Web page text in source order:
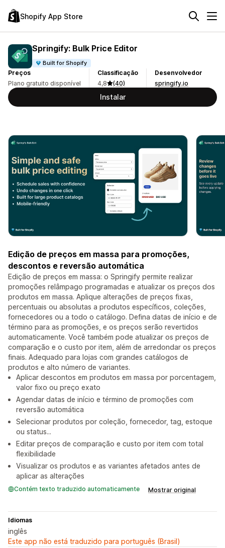
Shopify App Store
Springify: Bulk Price Editor
Built for Shopify
Preços
Plano gratuito disponível
Classificação
4,8
(40)
Desenvolvedor
springify.io
Instalar
Edição de preços em massa para promoções,
descontos e reversão automática
Edição de preços em massa: o Springify permite realizar
promoções relâmpago programadas e atualizar os preços dos
produtos em massa. Aplique alterações de preços fixas,
percentuais ou absolutas a produtos específicos, coleções,
fornecedores ou a todo o catálogo. Defina datas de início e de
término para as promoções, e os preços serão revertidos
automaticamente. Você também pode atualizar os preços de
comparação e o custo por item, além de arredondar os preços
finais. Adequado para lojas com grandes catálogos de
produtos e alto número de variantes.
Aplicar descontos em produtos em massa por porcentagem,
valor fixo ou preço exato
Agendar datas de início e término de promoções com
reversão automática
Selecionar produtos por coleção, fornecedor, tag, estoque
ou status...
Editar preços de comparação e custo por item com total
flexibilidade
Visualizar os produtos e as variantes afetados antes de
aplicar as alterações
Contém texto traduzido automaticamente Mostrar original
Idiomas
inglês
Este app não está traduzido para português (Brasil)